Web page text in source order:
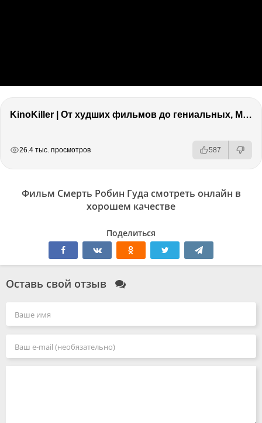
KinoKiller | От худших фильмов до гениальных, Marvel, Оскар и что бесит в кино!
26.4 тыс. просмотров 587
Фильм Смерть Робин Гуда смотреть онлайн в
хорошем качестве
Поделиться
Оставь свой отзыв